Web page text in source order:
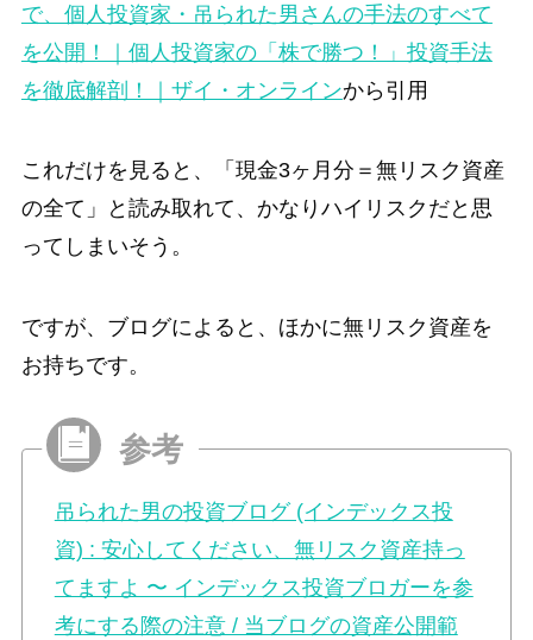
で、個人投資家・吊られた男さんの手法のすべて
を公開！｜個人投資家の「株で勝つ！」投資手法
を徹底解剖！｜ザイ・オンラインから引用
これだけを見ると、「現金3ヶ月分＝無リスク資産
の全て」と読み取れて、かなりハイリスクだと思
ってしまいそう。
ですが、ブログによると、ほかに無リスク資産を
お持ちです。
吊られた男の投資ブログ (インデックス投
資) : 安心してください、無リスク資産持っ
てますよ 〜 インデックス投資ブロガーを参
考にする際の注意 / 当ブログの資産公開範